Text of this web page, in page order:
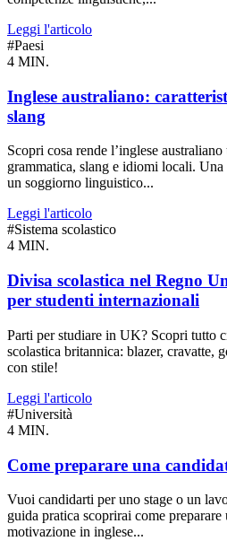
Leggi l'articolo
#Paesi
4 MIN.
Inglese australiano:
slang
Scopri cosa rende l’inglese
grammatica, slang e idiomi locali.
un soggiorno linguistico...
Leggi l'articolo
#Sistema scolastico
4 MIN.
Divisa scolastica nel Regno
per studenti internazionali
Parti per studiare in UK? Scopri tutto
scolastica britannica: blazer, cravatte,
con stile!
Leggi l'articolo
#Università
4 MIN.
Come preparare una
Vuoi candidarti per uno stage o un
guida pratica scoprirai come
motivazione in inglese...